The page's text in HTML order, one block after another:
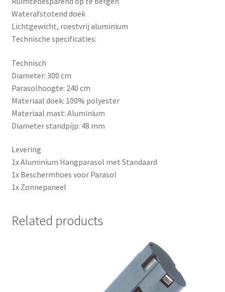
Waterafstotend doek
Lichtgewicht, roestvrij aluminium
Technische specificaties:
Technisch
Diameter: 300 cm
Parasolhoogte: 240 cm
Materiaal doek: 100% polyester
Materiaal mast: Aluminium
Diameter standpijp: 48 mm
Levering
1x Aluminium Hangparasol met Standaard
1x Beschermhoes voor Parasol
1x Zonnepaneel
Related products